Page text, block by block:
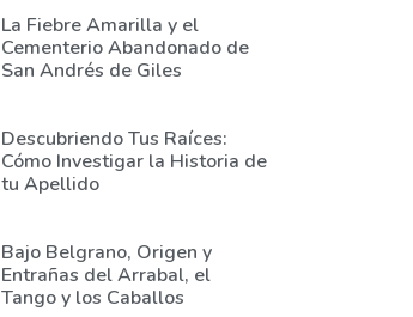
La Fiebre Amarilla y el
Cementerio Abandonado de
San Andrés de Giles
Descubriendo Tus Raíces:
Cómo Investigar la Historia de
tu Apellido
Bajo Belgrano, Origen y
Entrañas del Arrabal, el
Tango y los Caballos